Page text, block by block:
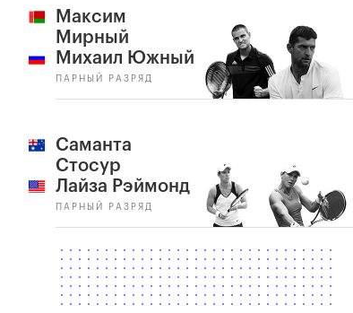
Максим
Мирный
Михаил Южный
ПАРНЫЙ РАЗРЯД
Саманта
Стосур
Лайза Рэймонд
ПАРНЫЙ РАЗРЯД